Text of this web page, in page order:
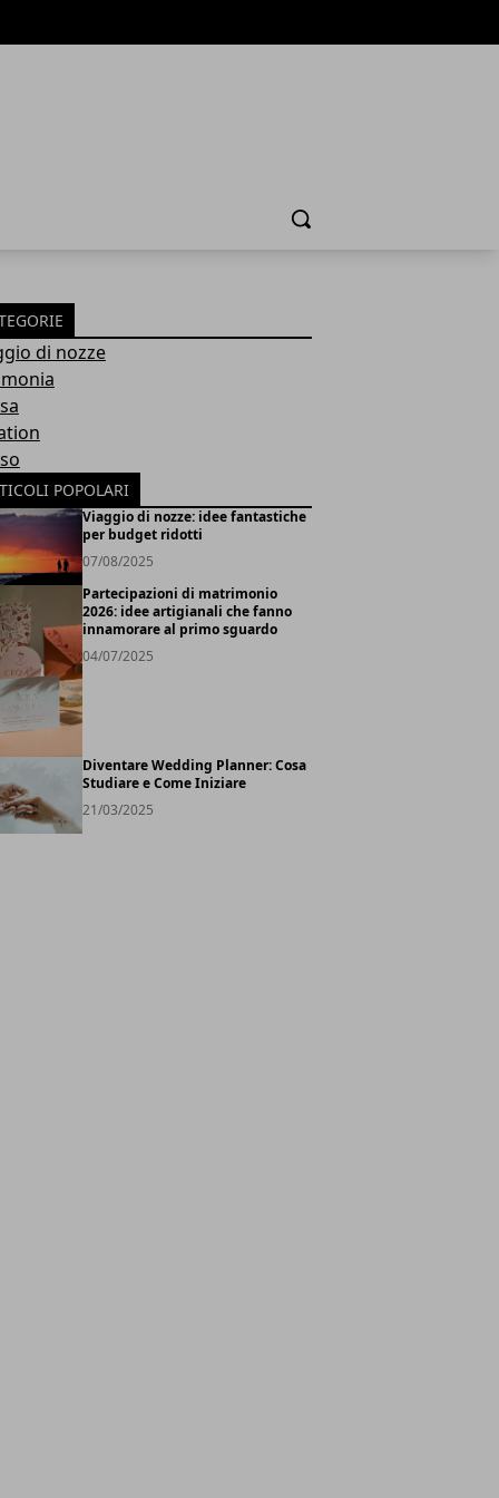
Cerca
di nozze
POPOLARI
Viaggio di nozze: idee fantastiche
per budget ridotti
07/08/2025
Partecipazioni di matrimonio
2026: idee artigianali che fanno
innamorare al primo sguardo
04/07/2025
Diventare Wedding Planner: Cosa
Studiare e Come Iniziare
21/03/2025